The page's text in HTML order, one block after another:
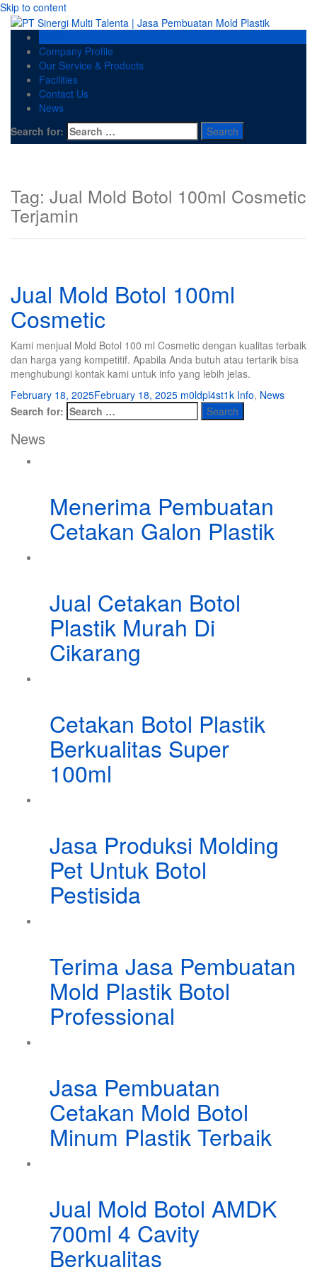
Skip to content
Company Profile
Our Service & Products
Facilities
Contact Us
News
Search for:
Tag: Jual Mold Botol 100ml Cosmetic
Terjamin
Jual Mold Botol 100ml
Cosmetic
Kami menjual Mold Botol 100 ml Cosmetic dengan kualitas terbaik
dan harga yang kompetitif. Apabila Anda butuh atau tertarik bisa
menghubungi kontak kami untuk info yang lebih jelas.
February 18, 2025February 18, 2025 m0ldpl4st1k Info, News
Search for:
News
Menerima Pembuatan
Cetakan Galon Plastik
Jual Cetakan Botol
Plastik Murah Di
Cikarang
Cetakan Botol Plastik
Berkualitas Super
100ml
Jasa Produksi Molding
Pet Untuk Botol
Pestisida
Terima Jasa Pembuatan
Mold Plastik Botol
Professional
Jasa Pembuatan
Cetakan Mold Botol
Minum Plastik Terbaik
Jual Mold Botol AMDK
700ml 4 Cavity
Berkualitas